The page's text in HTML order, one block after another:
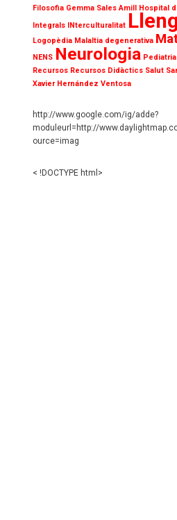
Filosofia Gemma Sales Amill Hospital
Integrals INterculturalitat
Logopèdia Malaltia degenerativa
NENS Neurologia Pediatria
Recursos Recursos Didàctics Salut
Xavier Hernández Ventosa
http://www.google.com/ig/adde?
moduleurl=http://
ource=imag
< !DOCTYPE html>